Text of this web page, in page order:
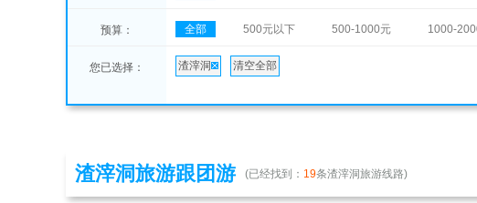
预算： 全部 500元以下 500-1000元 1000-
您已选择： 渣滓洞 清空全部
渣滓洞旅游跟团游 (已经找到： 19条渣滓洞旅游线路)